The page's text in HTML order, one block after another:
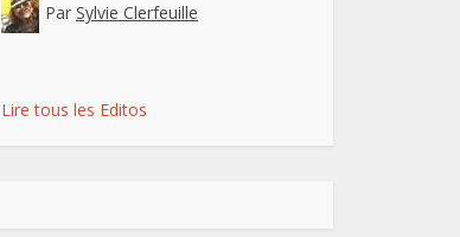
Par Sylvie Clerfeuille
Lire tous les Editos